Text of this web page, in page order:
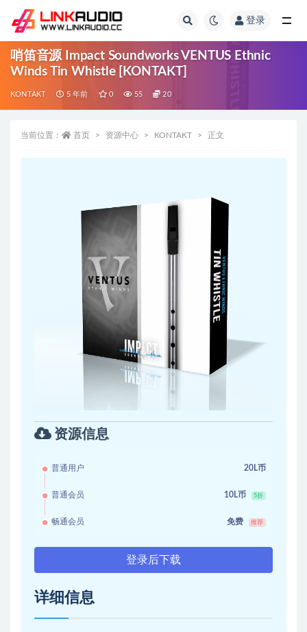
登录
哨笛音源 Impact Soundworks VENTUS Ethnic
Winds Tin Whistle [KONTAKT]
KONTAKT 5 年前 0 55 20
当前位置： 首页 资源中心 KONTAKT 正文
资源信息
普通用户 20L币
普通会员 10L币 5折
畅通会员 免费 推荐
登录后下载
详细信息